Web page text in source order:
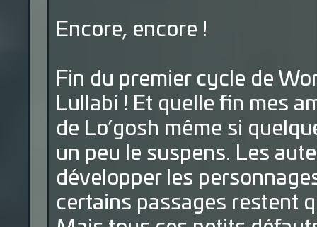
Encore, encore !
Fin du premier cycle de
Lullabi ! Et quelle fin mes
de Lo’gosh même si
un peu le suspens. Les
développer les
certains passages restent